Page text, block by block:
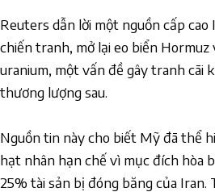
Reuters dẫn lời một nguồn cấp
chiến tranh, mở lại eo biển Hormuz
uranium, một vấn đề gây tranh cãi
thương lượng sau.
Nguồn tin này cho biết Mỹ đã thể
hạt nhân hạn chế vì mục đích hòa
25% tài sản bị đóng băng của